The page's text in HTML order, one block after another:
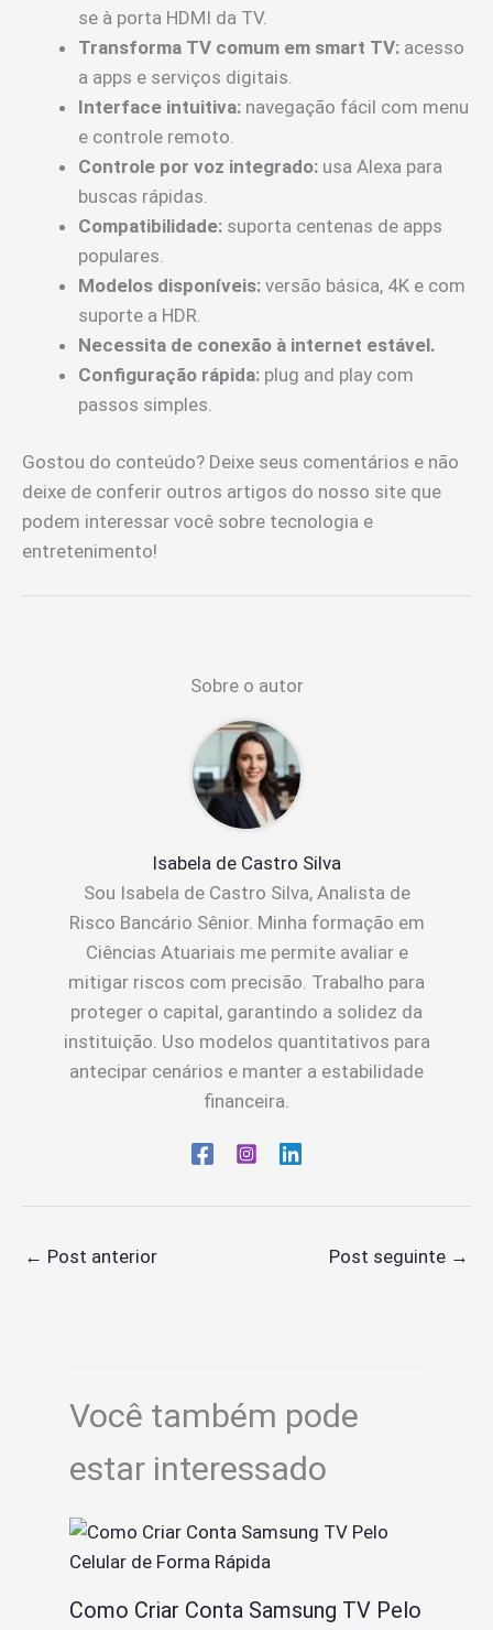
se à porta HDMI da TV.
Transforma TV comum em smart TV: acesso
a apps e serviços digitais.
Interface intuitiva: navegação fácil com menu
e controle remoto.
Controle por voz integrado: usa Alexa para
buscas rápidas.
Compatibilidade: suporta centenas de apps
populares.
Modelos disponíveis: versão básica, 4K e com
suporte a HDR.
Necessita de conexão à internet estável.
Configuração rápida: plug and play com
passos simples.
Gostou do conteúdo? Deixe seus comentários e não
deixe de conferir outros artigos do nosso site que
podem interessar você sobre tecnologia e
entretenimento!
Sobre o autor
Isabela de Castro Silva
Sou Isabela de Castro Silva, Analista de
Risco Bancário Sênior. Minha formação em
Ciências Atuariais me permite avaliar e
mitigar riscos com precisão. Trabalho para
proteger o capital, garantindo a solidez da
instituição. Uso modelos quantitativos para
antecipar cenários e manter a estabilidade
financeira.
← Post anterior Post seguinte →
Você também pode
estar interessado
Como Criar Conta Samsung TV Pelo